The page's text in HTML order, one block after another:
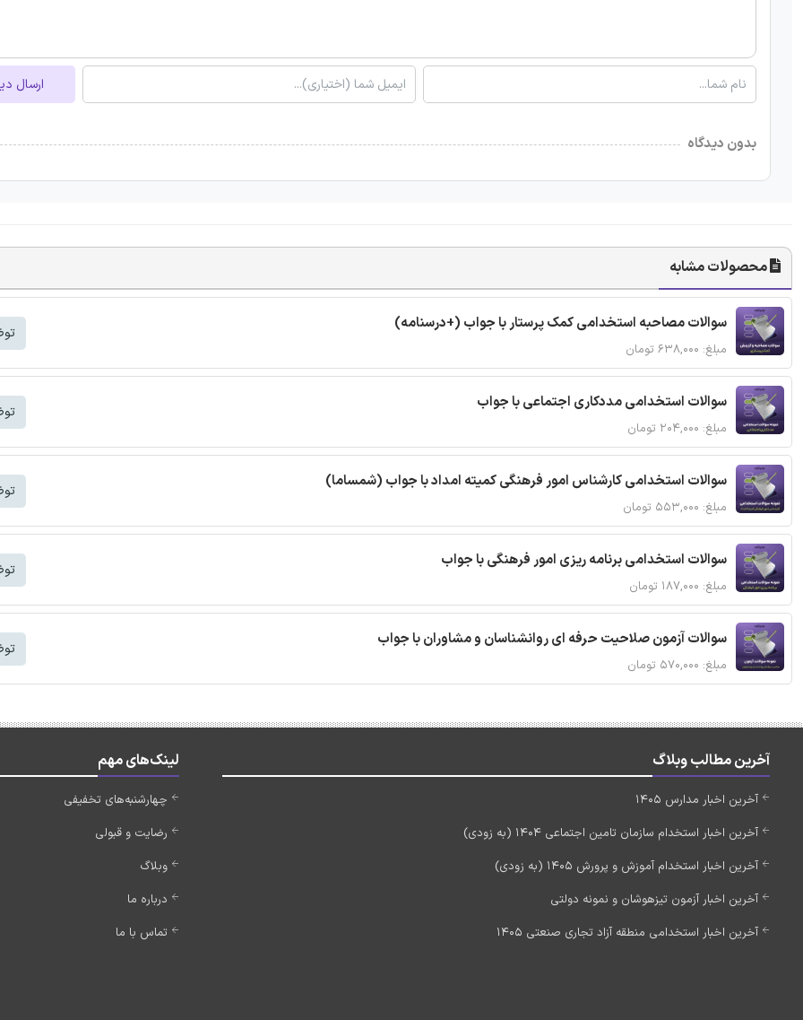
ارسال
بدون دیدگاه
محصولات مشابه
سوالات مصاحبه استخدامی کمک پرستار با جواب (+درسنامه)
مبلغ: ۶۳۸,۰۰۰ تومان
سوالات استخدامی مددکاری اجتماعی با جواب
مبلغ: ۲۰۴,۰۰۰ تومان
سوالات استخدامی کارشناس امور فرهنگی کمیته امداد با جواب (شمساما)
مبلغ: ۵۵۳,۰۰۰ تومان
سوالات استخدامی برنامه ریزی امور فرهنگی با جواب
مبلغ: ۱۸۷,۰۰۰ تومان
سوالات آزمون صلاحیت حرفه ای روانشناسان و مشاوران با جواب
مبلغ: ۵۷۰,۰۰۰ تومان
آخرین مطالب وبلاگ
آخرین اخبار مدارس 1405
آخرین اخبار استخدام سازمان تامین اجتماعی 1404 (به زودی)
آخرین اخبار استخدام آموزش و پرورش 1405 (به زودی)
آخرین اخبار آزمون تیزهوشان و نمونه دولتی
آخرین اخبار استخدامی منطقه آزاد تجاری صنعتی 1405
لینک‌های مهم
چهارشنبه‌های تخفیفی
رضایت و قبولی
وبلاگ
درباره ما
تماس با ما